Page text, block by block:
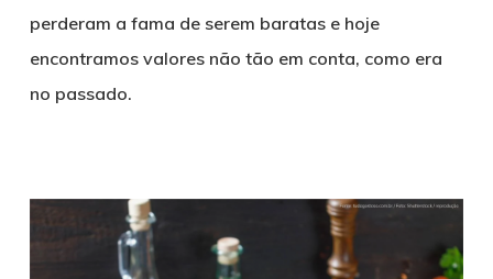
perderam a fama de serem baratas e hoje
encontramos valores não tão em conta, como era
no passado.